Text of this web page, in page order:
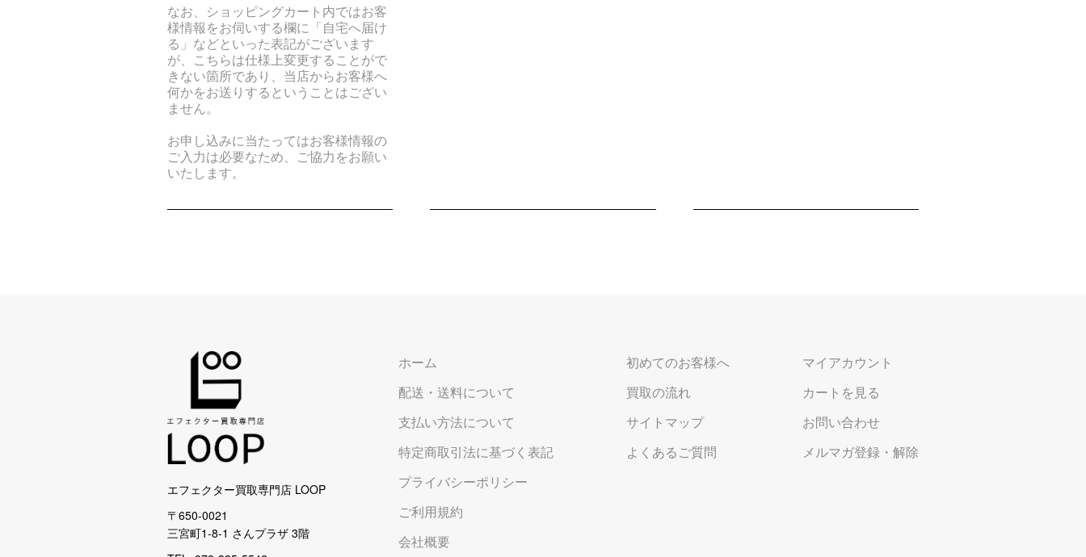
なお、ショッピングカート内ではお客
様情報をお伺いする欄に「自宅へ届け
る」などといった表記がございます
が、こちらは仕様上変更することがで
きない箇所であり、当店からお客様へ
何かをお送りするということはござい
ません。
お申し込みに当たってはお客様情報の
ご入力は必要なため、ご協力をお願い
いたします。
エフェクター買取専門店 LOOP
〒650-0021
三宮町1-8-1 さんプラザ 3階
ホーム
配送・送料について
支払い方法について
特定商取引法に基づく表記
プライバシーポリシー
ご利用規約
会社概要
初めてのお客様へ
買取の流れ
サイトマップ
よくあるご質問
マイアカウント
カートを見る
お問い合わせ
メルマガ登録・解除